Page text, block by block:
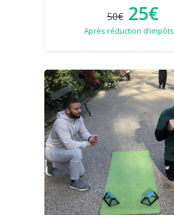
50€ 25€
Après réduction d'impôts